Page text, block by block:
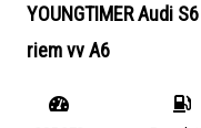
YOUNGTIMER Audi
riem vv A6